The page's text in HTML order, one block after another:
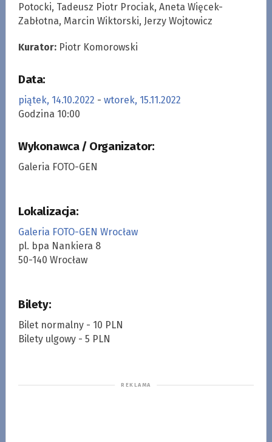
Potocki, Tadeusz Piotr Prociak, Aneta Więcek-
Zabłotna, Marcin Wiktorski, Jerzy Wojtowicz
Kurator:Piotr Komorowski
Data:
piątek, 14.10.2022 - wtorek, 15.11.2022
Godzina 10:00
Wykonawca / Organizator:
Galeria FOTO-GEN
Lokalizacja:
Galeria FOTO-GEN Wrocław
pl. bpa Nankiera 8
50-140 Wrocław
Bilety:
Bilet normalny - 10 PLN
Bilety ulgowy - 5 PLN